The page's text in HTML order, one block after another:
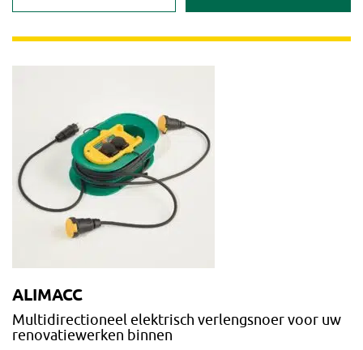
ALIMACC
Multidirectioneel elektrisch verlengsnoer voor uw
renovatiewerken binnen